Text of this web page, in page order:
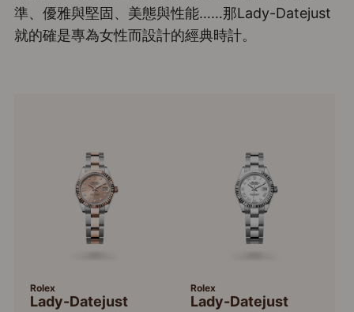
準、優雅與堅固、美態與性能……那Lady-Datejust
就的確是專為女性而設計的經典時計。
Rolex
Lady-Datejust
Rolex
Lady-Datejust